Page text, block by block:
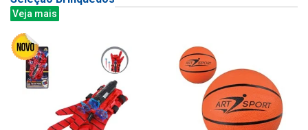
Veja mais